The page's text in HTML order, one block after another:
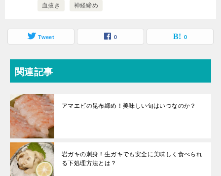
血抜き 神経締め
Tweet 0 0
関連記事
アマエビの昆布締め！美味しい旬はいつなのか？
岩ガキの刺身！生ガキでも安全に美味しく食べられ
る下処理方法とは？